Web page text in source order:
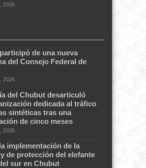
2026
de una nueva
del Consejo Federal de
2026
del Chubut desarticuló
dedicada al tráfico
sintéticas tras una
de cinco meses
2026
implementación de la
de protección del elefante
sur en Chubut